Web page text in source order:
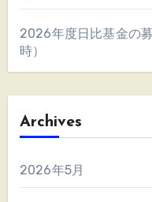
2026年度日比基金の
時）
Archives
2026年5月